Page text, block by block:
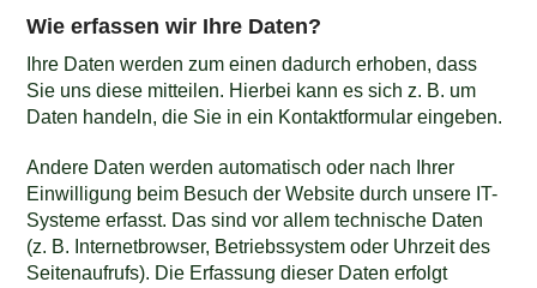
Wie erfassen wir Ihre Daten?
Ihre Daten werden zum einen dadurch erhoben, dass
Sie uns diese mitteilen. Hierbei kann es sich z. B. um
Daten handeln, die Sie in ein Kontaktformular eingeben.
Andere Daten werden automatisch oder nach Ihrer
Einwilligung beim Besuch der Website durch unsere IT-
Systeme erfasst. Das sind vor allem technische Daten
(z. B. Internetbrowser, Betriebssystem oder Uhrzeit des
Seitenaufrufs). Die Erfassung dieser Daten erfolgt